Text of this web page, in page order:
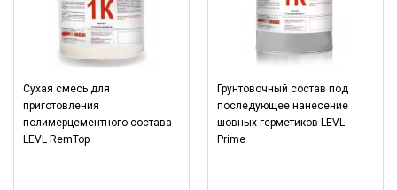
Сухая смесь для
приготовления
полимерцементного состава
LEVL RemTop
Грунтовочный состав под
последующее нанесение
шовных герметиков LEVL
Prime